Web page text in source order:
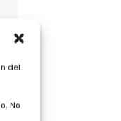
del
No